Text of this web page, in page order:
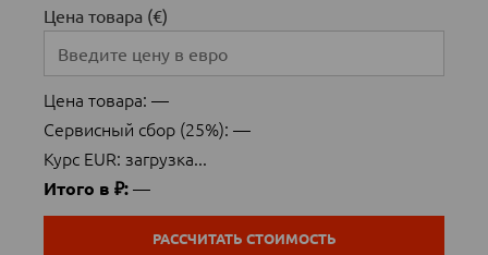
Цена товара (€)
Цена товара: —
Сервисный сбор (25%): —
Курс EUR: загрузка...
Итого в ₽:—
РАССЧИТАТЬ СТОИМОСТЬ